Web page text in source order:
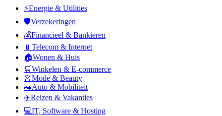
⚡Energie & Utilities
🛡️Verzekeringen
💰Financieel & Bankieren
📱 Telecom & Internet
🏠Wonen & Huis
🛒Winkelen & E-commerce
👗Mode & Beauty
🚗Auto & Mobiliteit
✈️Reizen & Vakanties
💻IT, Software & Hosting